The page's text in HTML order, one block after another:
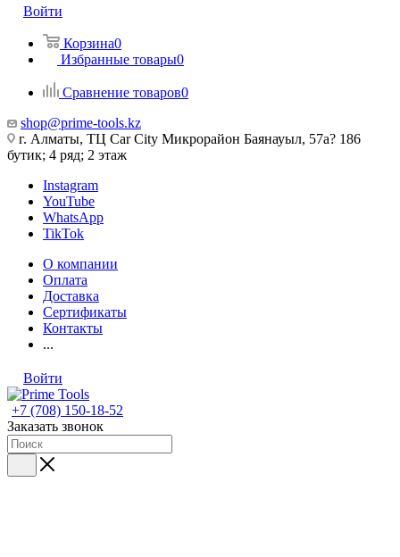
Войти
Корзина0
Избранные товары0
Сравнение товаров0
shop@prime-tools.kz
г. Алматы, ТЦ Car City​ ​Микрорайон Баянауыл, 57а? ​186
бутик; 4 ряд; 2 этаж
Instagram
YouTube
WhatsApp
TikTok
О компании
Оплата
Доставка
Сертификаты
Контакты
...
Войти
+7 (708) 150-18-52
Заказать звонок